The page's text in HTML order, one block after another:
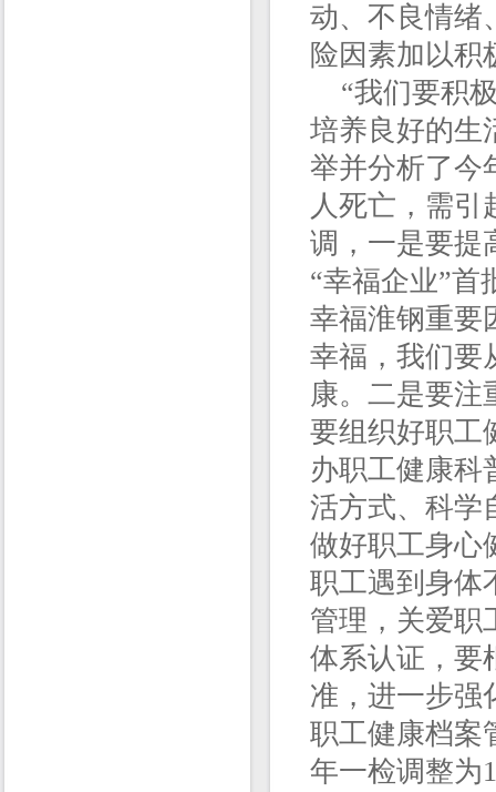
动、不良情绪
险因素加以积
“我们要积
培养良好的生
举并分析了今
人死亡，需引
调，一是要
“幸福企业”首
幸福淮钢重要
幸福，我们要
康。二是要注
要组织好职工
办职工健康科
活方式、科学
做好职工身心
职工遇到身体
管理，关爱职
体系认证，要
准，进一步强
职工健康档案
年一检调整为